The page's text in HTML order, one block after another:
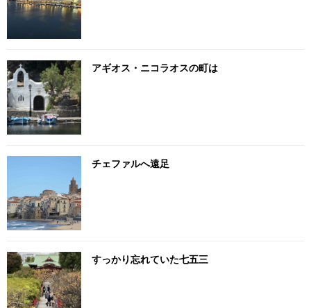
アギオス・ニコラオスの町は
チェファルへ遠足
すっかり忘れていた七五三